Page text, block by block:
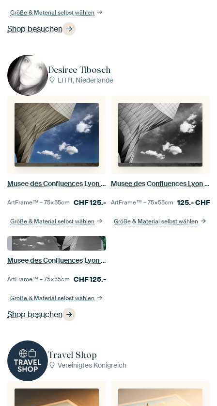
Shop besuchen
Größe & Material selbst wählen
Desiree Tibosch
LITH, Niederlande
Shop besuchen
Musee des Confluences Lyon (Museum)
ArtFrame™ –75×55cm CHF125.-
Größe & Material selbst wählen
Musee des Confluences Lyon (Museum)
ArtFrame™ –75×55cm 125.-CHF
Größe & Material selbst wählen
Musee des Confluences Lyon (Museum)
ArtFrame™ –75×55cm CHF125.-
Größe & Material selbst wählen
Travel Shop
Vereinigtes Königreich